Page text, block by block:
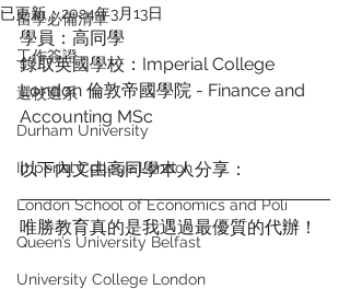
留學必備清單
工作簽證
選校選系
Durham University
Imperial College London
London School of Economics and Poli
Queen’s University Belfast
University College London
已更新：2024年3月13日
學員：高同學
錄取英國學校：Imperial College
London 倫敦帝國學院 - Finance and
Accounting MSc
以下內文由高同學本人分享：
唯勝教育真的是我遇過最優質的代辦！